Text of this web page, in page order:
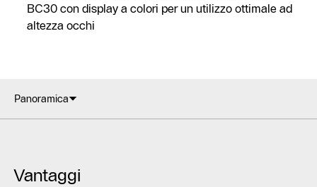
BC30 con display a colori per un utilizzo ottimale ad
altezza occhi
Panoramica
Vantaggi